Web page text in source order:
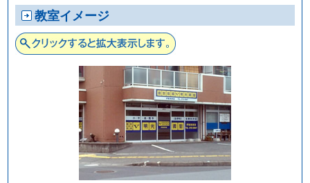
教室イメージ